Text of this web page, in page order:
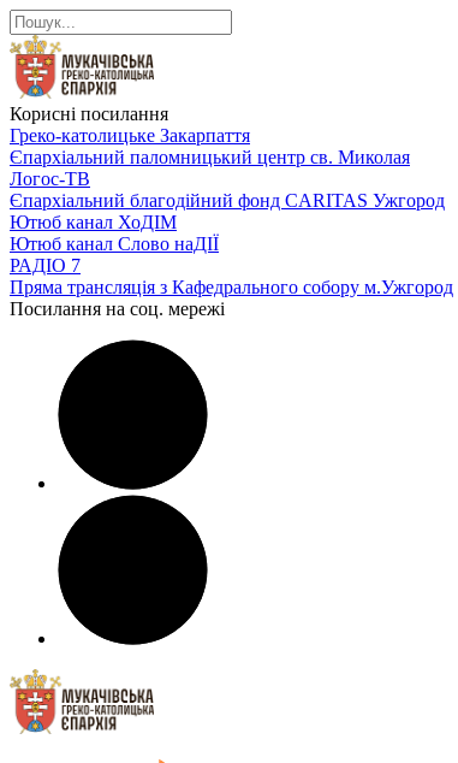
Корисні посилання
Греко-католицьке Закарпаття
Єпархіальний паломницький центр св. Миколая
Логос-ТВ
Єпархіальний благодійний фонд CARITAS Ужгород
Ютюб канал ХоДІМ
Ютюб канал Слово наДІЇ
РАДІО 7
Пряма трансляція з Кафедрального собору м.Ужгород
Посилання на соц. мережі